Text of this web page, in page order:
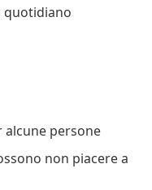
quotidiano
alcune persone
non piacere a